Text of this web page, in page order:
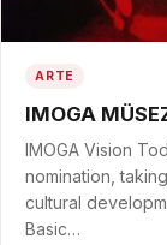
ARTE
IMOGA
IMOGA Vision
nomination,
cultural
Basic…